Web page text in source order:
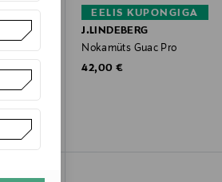
EELIS KUPONGIGA
J.LINDEBERG
Nokamüts Guac Pro
Original Price
42,00 €